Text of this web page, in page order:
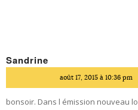
Sandrine
août 17, 2015 à 10:36 pm
bonsoir. Dans l émission nouveau